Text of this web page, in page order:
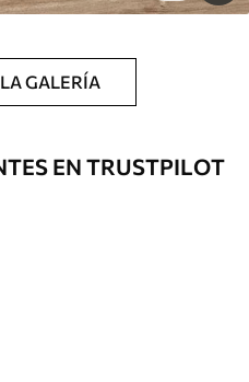
GALERÍA
EN TRUSTPILOT